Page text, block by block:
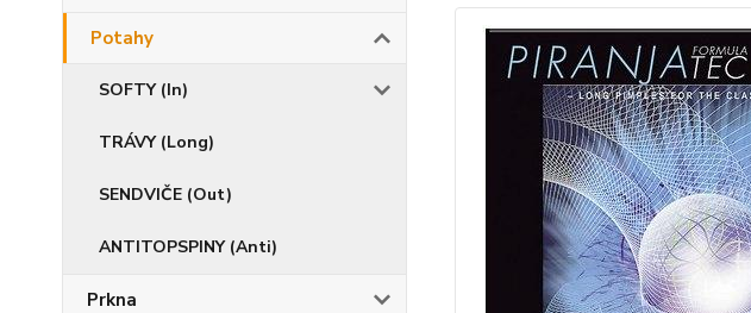
Potahy
SOFTY (In)
TRÁVY (Long)
SENDVIČE (Out)
ANTITOPSPINY (Anti)
Prkna